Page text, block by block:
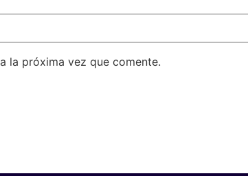
la próxima vez que comente.